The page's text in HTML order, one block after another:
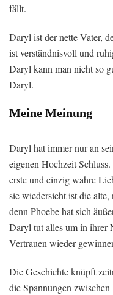
fällt.
Daryl ist der nette Vater,
ist verständnisvoll und
Daryl kann man nicht so
Daryl.
Meine Meinung
Daryl hat immer nur an
eigenen Hochzeit
erste und einzig wahre
sie wiedersieht ist die
denn Phoebe hat sich
Daryl tut alles um in ihrer
Vertrauen wieder
Die Geschichte knüpft
die Spannungen